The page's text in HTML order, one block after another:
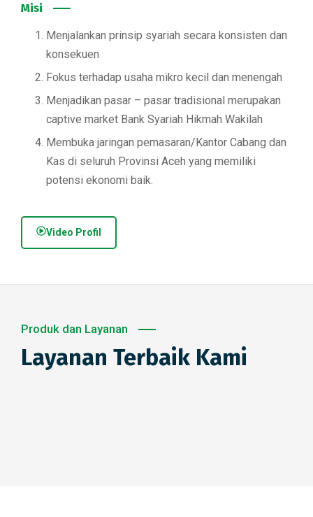
Misi
Menjalankan prinsip syariah secara konsisten dan
konsekuen
Fokus terhadap usaha mikro kecil dan menengah
Menjadikan pasar – pasar tradisional merupakan
captive market Bank Syariah Hikmah Wakilah
Membuka jaringan pemasaran/Kantor Cabang dan
Kas di seluruh Provinsi Aceh yang memiliki
potensi ekonomi baik.
Video Profil
Produk dan Layanan
Layanan Terbaik Kami